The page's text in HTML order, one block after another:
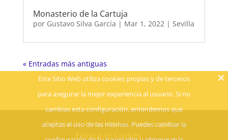
Monasterio de la Cartuja
por Gustavo Silva García | Mar 1, 2022| Sevilla
« Entradas más antiguas
Política de Privacidad
Aviso Legal
Política de Cookies
Este Sitio Web utiliza cookies propias y de terceros
para asegurar la mejor experiencia al usuario. Si no
cambias esta configuración, entendemos que
aceptas el uso de las mismas. Puedes cambiar la